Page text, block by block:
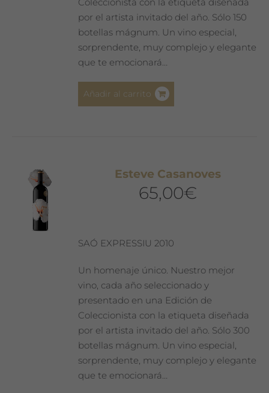
por el artista invitado del año. Sólo 150
botellas mágnum. Un vino especial,
sorprendente, muy complejo y elegante
que te emocionará…
Añadir al carrito
Esteve Casanoves
65,00€
SAÓ EXPRESSIU 2010
Un homenaje único. Nuestro mejor
vino, cada año seleccionado y
presentado en una Edición de
Coleccionista con la etiqueta diseñada
por el artista invitado del año. Sólo 300
botellas mágnum. Un vino especial,
sorprendente, muy complejo y elegante
que te emocionará…